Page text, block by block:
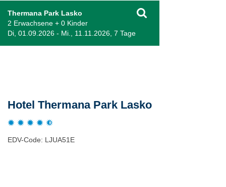
Thermana Park Lasko
2 Erwachsene + 0 Kinder
Di, 01.09.2026 - Mi., 11.11.2026, 7 Tage
Hotel Thermana Park Lasko
EDV-Code: LJUA51E